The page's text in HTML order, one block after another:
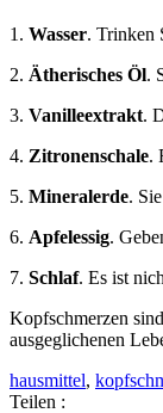
1. Wasser. Trinken
2. Ätherisches Öl.
3. Vanilleextrakt.
4. Zitronenschale.
5. Mineralerde.
6. Apfelessig.
7. Schlaf. Es ist
Kopfschmerzen
ausgeglichenen
hausmittel,
Teilen :